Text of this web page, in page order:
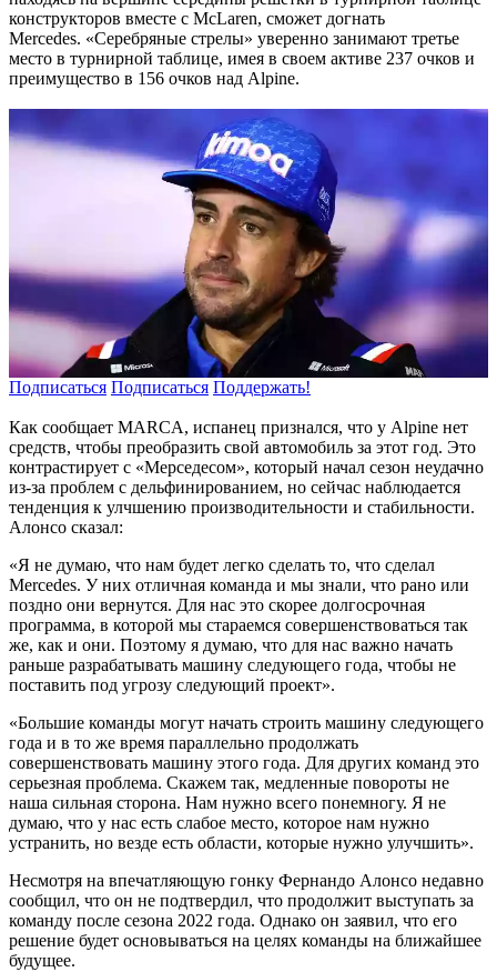
конструкторов вместе с McLaren, сможет догнать
Mercedes. «Серебряные стрелы» уверенно занимают третье
место в турнирной таблице, имея в своем активе 237 очков и
преимущество в 156 очков над Alpine.
Подписаться Подписаться Поддержать!
Как сообщает MARCA, испанец признался, что у Alpine нет
средств, чтобы преобразить свой автомобиль за этот год. Это
контрастирует с «Мерседесом», который начал сезон неудачно
из-за проблем с дельфинированием, но сейчас наблюдается
тенденция к улчшению производительности и стабильности.
Алонсо сказал:
«Я не думаю, что нам будет легко сделать то, что сделал
Mercedes. У них отличная команда и мы знали, что рано или
поздно они вернутся. Для нас это скорее долгосрочная
программа, в которой мы стараемся совершенствоваться так
же, как и они. Поэтому я думаю, что для нас важно начать
раньше разрабатывать машину следующего года, чтобы не
поставить под угрозу следующий проект».
«Большие команды могут начать строить машину следующего
года и в то же время параллельно продолжать
совершенствовать машину этого года. Для других команд это
серьезная проблема. Скажем так, медленные повороты не
наша сильная сторона. Нам нужно всего понемногу. Я не
думаю, что у нас есть слабое место, которое нам нужно
устранить, но везде есть области, которые нужно улучшить».
Несмотря на впечатляющую гонку Фернандо Алонсо недавно
сообщил, что он не подтвердил, что продолжит выступать за
команду после сезона 2022 года. Однако он заявил, что его
решение будет основываться на целях команды на ближайшее
будущее.